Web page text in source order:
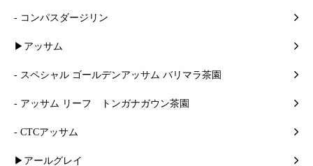
- コンパスダージリン
▶アッサム
- スペシャル ゴールデンアッサム バリマラ茶園
- アッサム リーフ トンガナガウン茶園
- CTCアッサム
▶アールグレイ